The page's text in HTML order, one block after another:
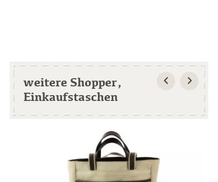
weitere Shopper,
Einkaufstaschen